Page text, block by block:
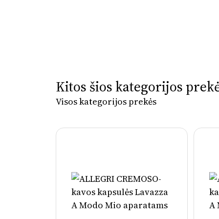
Kitos šios kategorijos
Visos kategorijos prekės